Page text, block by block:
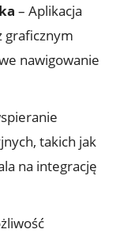
– Aplikacja
graficznym
nawigowanie
takich jak
na integrację